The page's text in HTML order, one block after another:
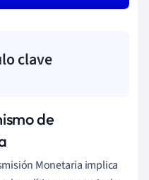
clave
de
Monetaria implica